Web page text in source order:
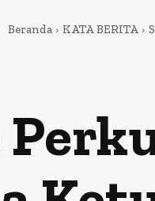
Beranda KATA BERITA